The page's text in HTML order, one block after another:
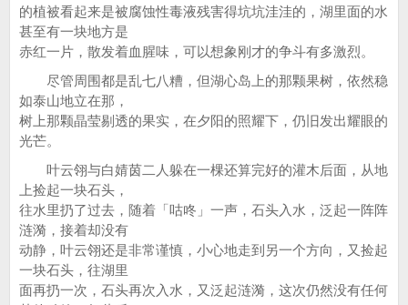
的植被看起来是被腐蚀性毒液残害得坑坑洼洼的，湖里面的水
甚至有一块地方是
赤红一片，散发着血腥味，可以想象刚才的争斗有多激烈。
尽管周围都是乱七八糟，但湖心岛上的那颗果树，依然稳
如泰山地立在那，
树上那颗晶莹剔透的果实，在夕阳的照耀下，仍旧发出耀眼的
光芒。
叶云翎与白婧茵二人躲在一棵还算完好的灌木后面，从地
上捡起一块石头，
往水里扔了过去，随着「咕咚」一声，石头入水，泛起一阵阵
涟漪，接着却没有
动静，叶云翎还是非常谨慎，小心地走到另一个方向，又捡起
一块石头，往湖里
面再扔一次，石头再次入水，又泛起涟漪，这次仍然没有任何